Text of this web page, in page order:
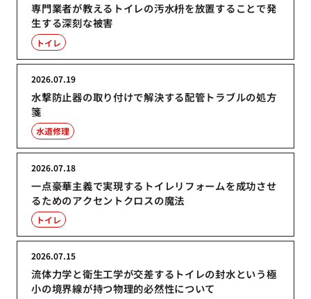
専門業者が教えるトイレの汚水枡を放置することで発
生する深刻な被害
トイレ
水撃防止器の取り付けで解決する配管トラブルの処方
箋
2026.07.19
水道修理
一点豪華主義で実現するトイレリフォームを成功させ
るためのアクセントクロスの魔法
2026.07.18
トイレ
流体力学と衛生工学が交差するトイレの封水という極
小の境界線が持つ物理的必然性について
2026.07.15